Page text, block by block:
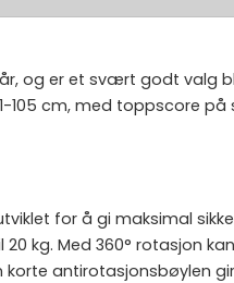
og er et svært godt valg
cm, med toppscore
for å gi maksimal
kg. Med 360° rotasjon
antirotasjonsbøylen